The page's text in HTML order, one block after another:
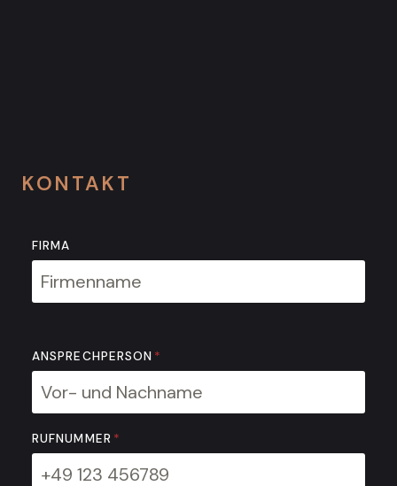
KONTAKT
FIRMA
ANSPRECHPERSON *
RUFNUMMER *